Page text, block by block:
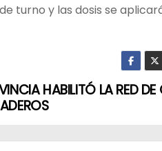
turno y las dosis se
HABILITÓ LA RED DE